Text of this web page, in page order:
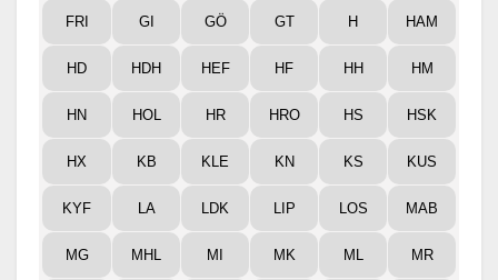
FRI GI GÖ GT H HAM
HD HDH HEF HF HH HM
HN HOL HR HRO HS HSK
HX KB KLE KN KS KUS
KYF LA LDK LIP LOS MAB
MG MHL MI MK ML MR